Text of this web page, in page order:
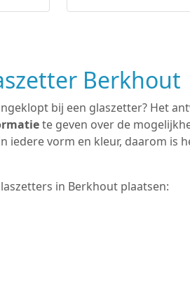
Berkhout
bij een glaszetter? Het
te geven over de
iedere vorm en kleur, daarom is
in Berkhout plaatsen: